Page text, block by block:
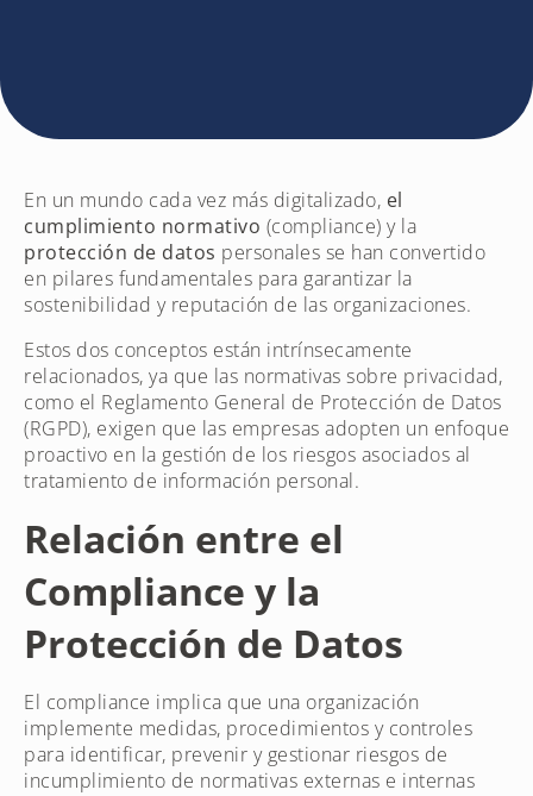
En un mundo cada vez más digitalizado, el
cumplimiento normativo (compliance) y la
protección de datos personales se han convertido
en pilares fundamentales para garantizar la
sostenibilidad y reputación de las organizaciones.
Estos dos conceptos están intrínsecamente
relacionados, ya que las normativas sobre privacidad,
como el Reglamento General de Protección de Datos
(RGPD), exigen que las empresas adopten un enfoque
proactivo en la gestión de los riesgos asociados al
tratamiento de información personal.
Relación entre el
Compliance y la
Protección de Datos
El compliance implica que una organización
implemente medidas, procedimientos y controles
para identificar, prevenir y gestionar riesgos de
incumplimiento de normativas externas e internas